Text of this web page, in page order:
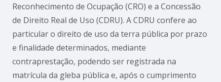
Reconhecimento de Ocupação (CRO) e a Concessão
de Direito Real de Uso (CDRU). A CDRU confere ao
particular o direito de uso da terra pública por prazo
e finalidade determinados, mediante
contraprestação, podendo ser registrada na
matrícula da gleba pública e, após o cumprimento